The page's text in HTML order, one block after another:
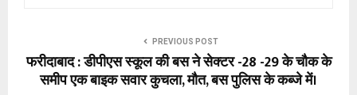
PREVIOUS POST
फरीदाबाद : डीपीएस स्कूल की बस ने सेक्टर -28 -29 के चौक के
समीप एक बाइक सवार कुचला, मौत, बस पुलिस के कब्जे में।